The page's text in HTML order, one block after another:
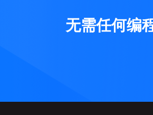
无需任何编